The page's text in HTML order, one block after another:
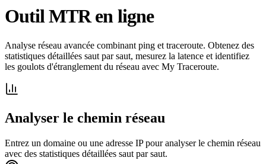
Outil MTR en ligne
Analyse réseau avancée combinant ping et traceroute. Obtenez des
statistiques détaillées saut par saut, mesurez la latence et identifiez
les goulots d'étranglement du réseau avec My Traceroute.
Analyser le chemin réseau
Entrez un domaine ou une adresse IP pour analyser le chemin réseau
avec des statistiques détaillées saut par saut.